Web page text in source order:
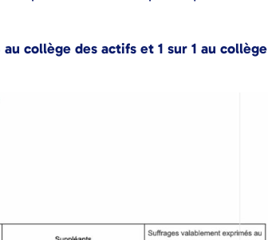
au collège des actifs et 1 sur 1 au collège